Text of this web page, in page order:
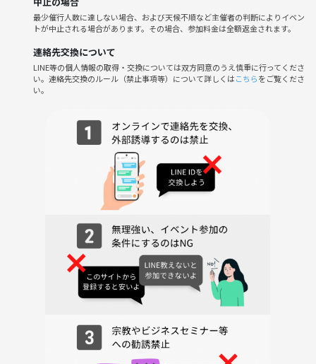
​🐷 Holon's Diet Club 🐷
​Welcome to the Diet Club, hosted by the international community On
​When we say "diet," we don't mean starving ourselves or rushing to l
ose weight in the short term.
​In this club, our definition of a diet is: "Balancing your mind and body t
rate exercise, and building great relationships."
​Feel free to reach out to us! 😊⁡
• ​🗻 Mountain climbing / Hiking
• ​👨‍🍳 Cooking classes
最少催行人数に達しない場合、および天候不順など主催者の判断によりイベン
トが中止される場合があります。その場合、参加料金は全額返金されます。
連絡先交換について
LINE等の個人情報の取得・交換については双方同意のうえ慎重に行ってくださ
い。連絡先交換のルール（禁止事項等）について詳しくはこちらをご覧くださ
い。